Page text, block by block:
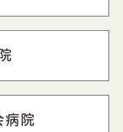
病院